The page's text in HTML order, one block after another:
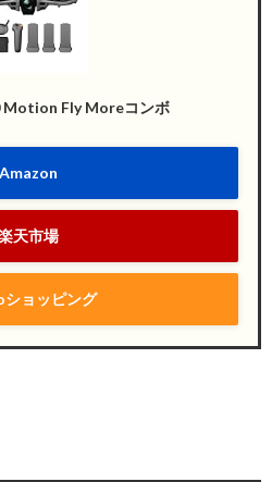
Motion Fly Moreコンボ
Amazon
天市場
ショッピング